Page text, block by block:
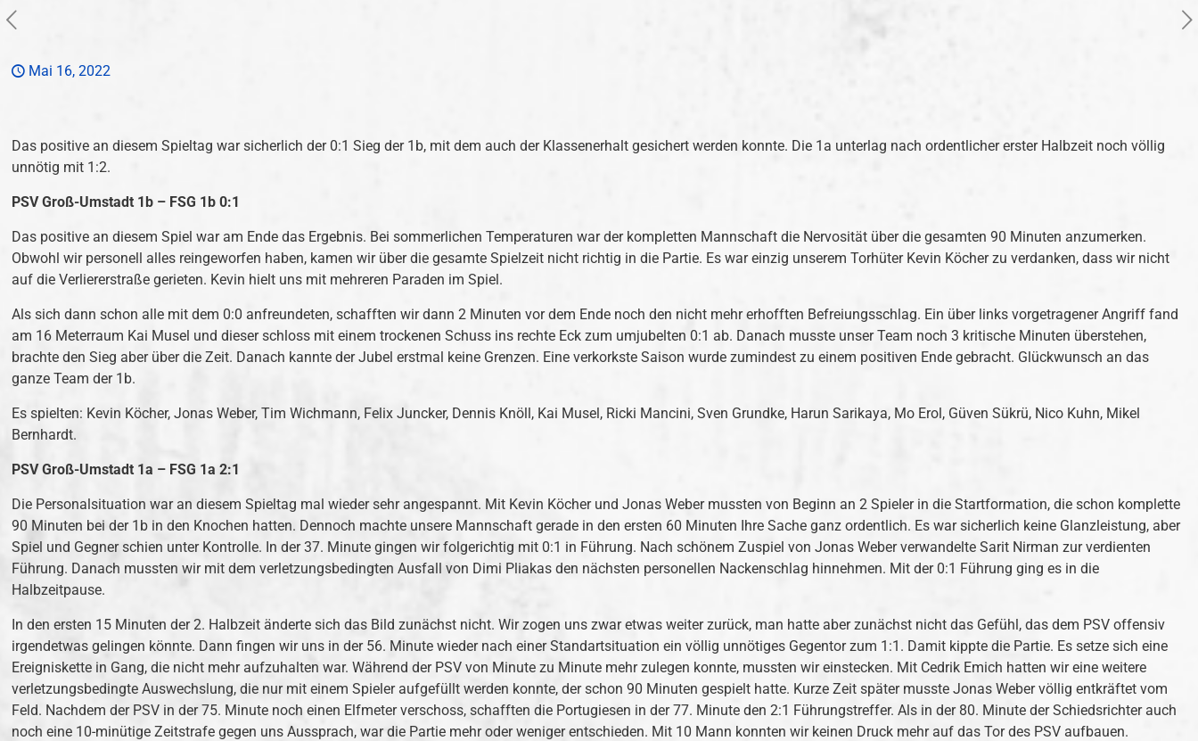
Mai 16, 2022
Das positive an diesem Spieltag war sicherlich der 0:1 Sieg der 1b, mit dem auch der Klassenerhalt gesichert werden konnte. Die 1a unterlag nach ordentlicher erster Halbzeit noch völlig
unnötig mit 1:2.
PSV Groß-Umstadt 1b – FSG 1b 0:1
Das positive an diesem Spiel war am Ende das Ergebnis. Bei sommerlichen Temperaturen war der kompletten Mannschaft die Nervosität über die gesamten 90 Minuten anzumerken.
Obwohl wir personell alles reingeworfen haben, kamen wir über die gesamte Spielzeit nicht richtig in die Partie. Es war einzig unserem Torhüter Kevin Köcher zu verdanken, dass wir nicht
auf die Verliererstraße gerieten. Kevin hielt uns mit mehreren Paraden im Spiel.
Als sich dann schon alle mit dem 0:0 anfreundeten, schafften wir dann 2 Minuten vor dem Ende noch den nicht mehr erhofften Befreiungsschlag. Ein über links vorgetragener Angriff fand
am 16 Meterraum Kai Musel und dieser schloss mit einem trockenen Schuss ins rechte Eck zum umjubelten 0:1 ab. Danach musste unser Team noch 3 kritische Minuten überstehen,
brachte den Sieg aber über die Zeit. Danach kannte der Jubel erstmal keine Grenzen. Eine verkorkste Saison wurde zumindest zu einem positiven Ende gebracht. Glückwunsch an das
ganze Team der 1b.
Es spielten: Kevin Köcher, Jonas Weber, Tim Wichmann, Felix Juncker, Dennis Knöll, Kai Musel, Ricki Mancini, Sven Grundke, Harun Sarikaya, Mo Erol, Güven Sükrü, Nico Kuhn, Mikel
Bernhardt.
PSV Groß-Umstadt 1a – FSG 1a 2:1
Die Personalsituation war an diesem Spieltag mal wieder sehr angespannt. Mit Kevin Köcher und Jonas Weber mussten von Beginn an 2 Spieler in die Startformation, die schon komplette
90 Minuten bei der 1b in den Knochen hatten. Dennoch machte unsere Mannschaft gerade in den ersten 60 Minuten Ihre Sache ganz ordentlich. Es war sicherlich keine Glanzleistung, aber
Spiel und Gegner schien unter Kontrolle. In der 37. Minute gingen wir folgerichtig mit 0:1 in Führung. Nach schönem Zuspiel von Jonas Weber verwandelte Sarit Nirman zur verdienten
Führung. Danach mussten wir mit dem verletzungsbedingten Ausfall von Dimi Pliakas den nächsten personellen Nackenschlag hinnehmen. Mit der 0:1 Führung ging es in die
Halbzeitpause.
In den ersten 15 Minuten der 2. Halbzeit änderte sich das Bild zunächst nicht. Wir zogen uns zwar etwas weiter zurück, man hatte aber zunächst nicht das Gefühl, das dem PSV offensiv
irgendetwas gelingen könnte. Dann fingen wir uns in der 56. Minute wieder nach einer Standartsituation ein völlig unnötiges Gegentor zum 1:1. Damit kippte die Partie. Es setze sich eine
Ereigniskette in Gang, die nicht mehr aufzuhalten war. Während der PSV von Minute zu Minute mehr zulegen konnte, mussten wir einstecken. Mit Cedrik Emich hatten wir eine weitere
verletzungsbedingte Auswechslung, die nur mit einem Spieler aufgefüllt werden konnte, der schon 90 Minuten gespielt hatte. Kurze Zeit später musste Jonas Weber völlig entkräftet vom
Feld. Nachdem der PSV in der 75. Minute noch einen Elfmeter verschoss, schafften die Portugiesen in der 77. Minute den 2:1 Führungstreffer. Als in der 80. Minute der Schiedsrichter auch
noch eine 10-minütige Zeitstrafe gegen uns Aussprach, war die Partie mehr oder weniger entschieden. Mit 10 Mann konnten wir keinen Druck mehr auf das Tor des PSV aufbauen.